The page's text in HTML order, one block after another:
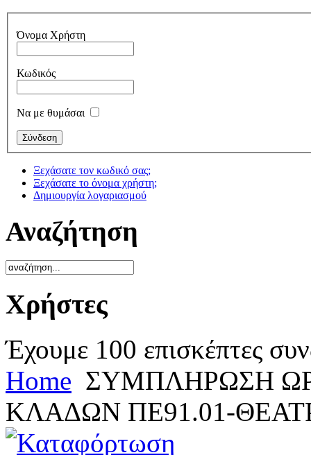
Όνομα Χρήστη
Κωδικός
Να με θυμάσαι
Ξεχάσατε τον κωδικό σας;
Ξεχάσατε το όνομα χρήστη;
Δημιουργία λογαριασμού
Αναζήτηση
Χρήστες
Έχουμε 100 επισκέπτες
Home ΣΥΜΠΛΗΡΩΣΗ
ΚΛΑΔΩΝ ΠΕ91.01-